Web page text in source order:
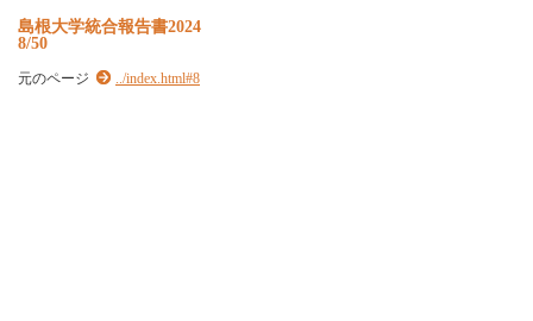
島根大学統合報告書2024
8/50
元のページ ../index.html#8